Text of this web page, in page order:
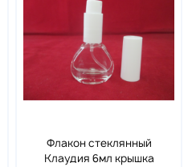
Флакон стеклянный
Клаудия 6мл крышка